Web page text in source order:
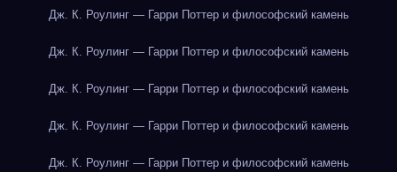
Дж. К. Роулинг — Гарри Поттер и философский камень
Дж. К. Роулинг — Гарри Поттер и философский камень
Дж. К. Роулинг — Гарри Поттер и философский камень
Дж. К. Роулинг — Гарри Поттер и философский камень
Дж. К. Роулинг — Гарри Поттер и философский камень